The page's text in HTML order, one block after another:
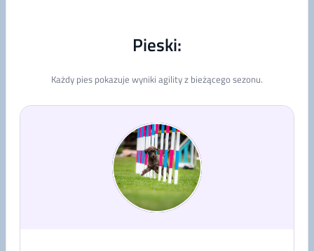
Pieski:
Każdy pies pokazuje wyniki agility z bieżącego sezonu.